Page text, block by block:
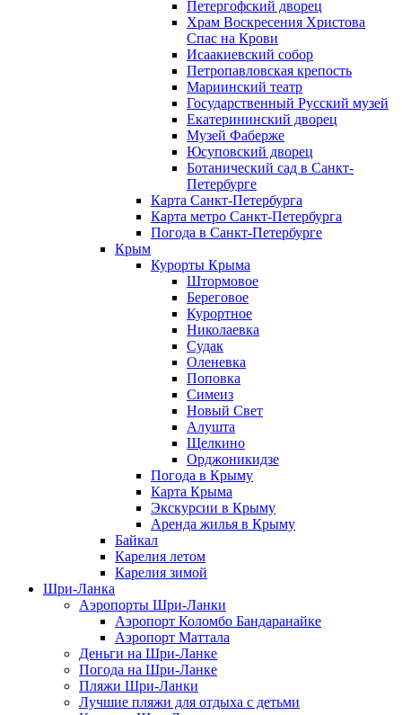
Петергофский дворец
Храм Воскресения Христова
Спас на Крови
Исаакиевский собор
Петропавловская крепость
Мариинский театр
Государственный Русский музей
Екатерининский дворец
Музей Фаберже
Юсуповский дворец
Ботанический сад в Санкт-
Петербурге
Карта Санкт-Петербурга
Карта метро Санкт-Петербурга
Погода в Санкт-Петербурге
Крым
Курорты Крыма
Штормовое
Береговое
Курортное
Николаевка
Судак
Оленевка
Поповка
Симеиз
Новый Свет
Алушта
Щелкино
Орджоникидзе
Погода в Крыму
Карта Крыма
Экскурсии в Крыму
Аренда жилья в Крыму
Байкал
Карелия летом
Карелия зимой
Шри-Ланка
Аэропорты Шри-Ланки
Аэропорт Коломбо Бандаранайке
Аэропорт Маттала
Деньги на Шри-Ланке
Погода на Шри-Ланке
Пляжи Шри-Ланки
Лучшие пляжи для отдыха с детьми